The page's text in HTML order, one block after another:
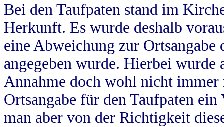
Bei den Taufpaten stand im
Herkunft. Es wurde deshalb
eine Abweichung zur
angegeben wurde. Hierbei wurde
Annahme doch wohl nicht
Ortsangabe für den Taufpaten
man aber von der Richtigkeit